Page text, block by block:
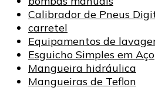
Calibrador de Pneus
carretel
Equipamentos de
Esguicho Simples em Aço
Mangueira hidráulica
Mangueiras de Teflon